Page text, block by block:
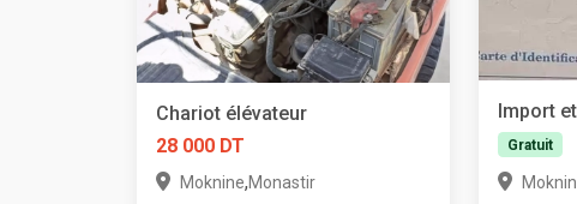
Chariot élévateur
28 000 DT
Moknine,Monastir
Import
Gratuit